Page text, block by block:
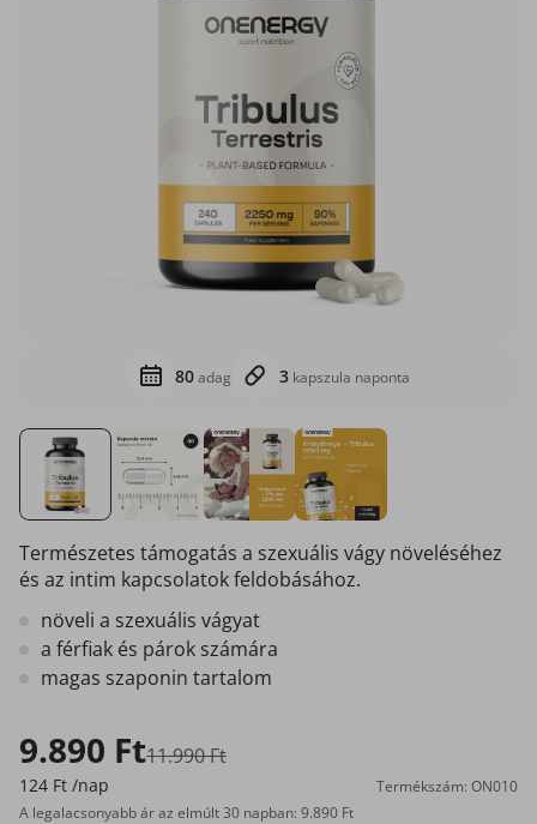
80adag 3 kapszula naponta
Természetes támogatás a szexuális vágy növeléséhez
és az intim kapcsolatok feldobásához.
növeli a szexuális vágyat
a férfiak és párok számára
magas szaponin tartalom
9.890 Ft11.990 Ft
124 Ft /nap
Termékszám: ON010
A legalacsonyabb ár az elmúlt 30 napban: 9.890 Ft